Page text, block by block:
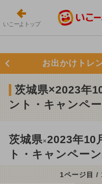
いこーよトップ
お出かけトレ
茨城県×2023年
ント・キャンペ
茨城県×2023年10
ト・キャンペーン
1ページ目 /